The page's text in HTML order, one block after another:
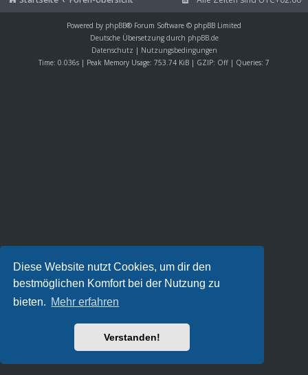
Diese Website nutzt Cookies, um dir den
bestmöglichen Komfort bei der Nutzung zu
bieten. Mehr erfahren
Verstanden!
Powered by phpBB® Forum Software © phpBB Limited
Deutsche Übersetzung durch phpBB.de
Datenschutz | Nutzungsbedingungen
Time: 0.036s | Peak Memory Usage: 753.74 KiB | GZIP: Off | Queries: 7